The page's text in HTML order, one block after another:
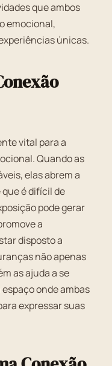
que ambos
emocional,
únicas.
vital para a
Quando as
elas abrem a
é difícil de
pode gerar
a
disposto a
não apenas
as ajuda a se
onde ambas
expressar suas